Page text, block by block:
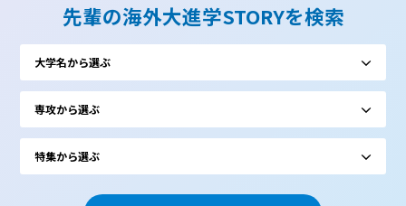
先輩の海外大進学STORYを検索